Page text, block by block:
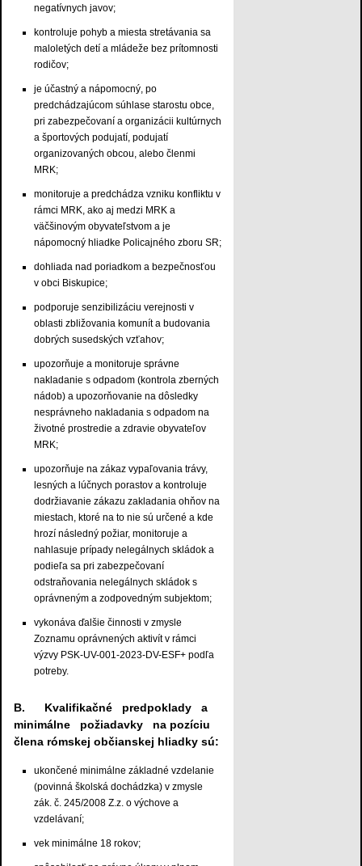
negatívnych javov;
kontroluje pohyb a miesta stretávania sa
maloletých detí a mládeže bez prítomnosti
rodičov;
je účastný a nápomocný, po
predchádzajúcom súhlase starostu obce,
pri zabezpečovaní a organizácii kultúrnych
a športových podujatí, podujatí
organizovaných obcou, alebo členmi
MRK;
monitoruje a predchádza vzniku konfliktu v
rámci MRK, ako aj medzi MRK a
väčšinovým obyvateľstvom a je
nápomocný hliadke Policajného zboru SR;
dohliada nad poriadkom a bezpečnosťou
v obci Biskupice;
podporuje senzibilizáciu verejnosti v
oblasti zbližovania komunít a budovania
dobrých susedských vzťahov;
upozorňuje a monitoruje správne
nakladanie s odpadom (kontrola zberných
nádob) a upozorňovanie na dôsledky
nesprávneho nakladania s odpadom na
životné prostredie a zdravie obyvateľov
MRK;
upozorňuje na zákaz vypaľovania trávy,
lesných a lúčnych porastov a kontroluje
dodržiavanie zákazu zakladania ohňov na
miestach, ktoré na to nie sú určené a kde
hrozí následný požiar, monitoruje a
nahlasuje prípady nelegálnych skládok a
podieľa sa pri zabezpečovaní
odstraňovania nelegálnych skládok s
oprávneným a zodpovedným subjektom;
vykonáva ďalšie činnosti v zmysle
Zoznamu oprávnených aktivít v rámci
výzvy PSK-UV-001-2023-DV-ESF+ podľa
potreby.
B. Kvalifikačné predpoklady a
minimálne požiadavky na pozíciu
člena rómskej občianskej hliadky sú:
ukončené minimálne základné vzdelanie
(povinná školská dochádzka) v zmysle
zák. č. 245/2008 Z.z. o výchove a
vzdelávaní;
vek minimálne 18 rokov;